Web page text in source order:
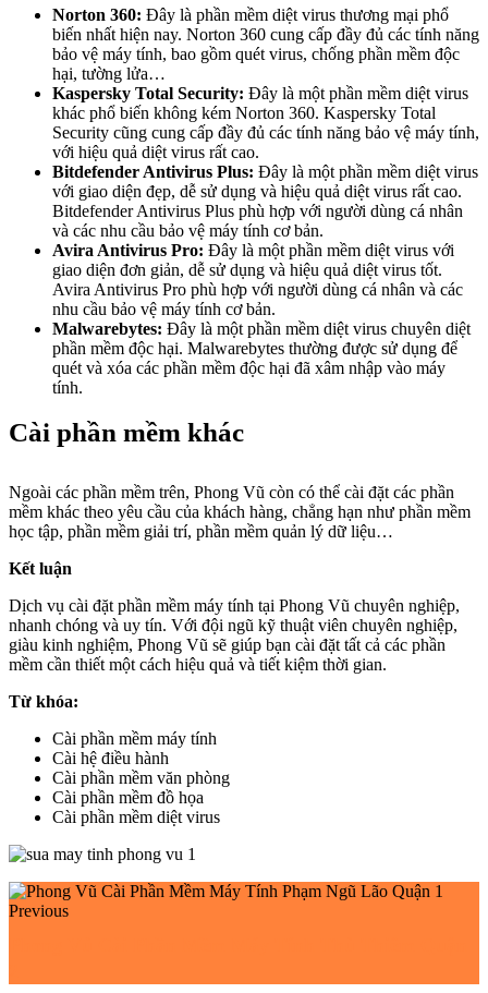
Norton 360: Đây là phần mềm diệt virus thương mại phổ
biến nhất hiện nay. Norton 360 cung cấp đầy đủ các tính năng
bảo vệ máy tính, bao gồm quét virus, chống phần mềm độc
hại, tường lửa…
Kaspersky Total Security: Đây là một phần mềm diệt virus
khác phổ biến không kém Norton 360. Kaspersky Total
Security cũng cung cấp đầy đủ các tính năng bảo vệ máy tính,
với hiệu quả diệt virus rất cao.
Bitdefender Antivirus Plus: Đây là một phần mềm diệt virus
với giao diện đẹp, dễ sử dụng và hiệu quả diệt virus rất cao.
Bitdefender Antivirus Plus phù hợp với người dùng cá nhân
và các nhu cầu bảo vệ máy tính cơ bản.
Avira Antivirus Pro: Đây là một phần mềm diệt virus với
giao diện đơn giản, dễ sử dụng và hiệu quả diệt virus tốt.
Avira Antivirus Pro phù hợp với người dùng cá nhân và các
nhu cầu bảo vệ máy tính cơ bản.
Malwarebytes: Đây là một phần mềm diệt virus chuyên diệt
phần mềm độc hại. Malwarebytes thường được sử dụng để
quét và xóa các phần mềm độc hại đã xâm nhập vào máy
tính.
Cài phần mềm khác
Ngoài các phần mềm trên, Phong Vũ còn có thể cài đặt các phần
mềm khác theo yêu cầu của khách hàng, chẳng hạn như phần mềm
học tập, phần mềm giải trí, phần mềm quản lý dữ liệu…
Kết luận
Dịch vụ cài đặt phần mềm máy tính tại Phong Vũ chuyên nghiệp,
nhanh chóng và uy tín. Với đội ngũ kỹ thuật viên chuyên nghiệp,
giàu kinh nghiệm, Phong Vũ sẽ giúp bạn cài đặt tất cả các phần
mềm cần thiết một cách hiệu quả và tiết kiệm thời gian.
Từ khóa:
Cài phần mềm máy tính
Cài hệ điều hành
Cài phần mềm văn phòng
Cài phần mềm đồ họa
Cài phần mềm diệt virus
Previous